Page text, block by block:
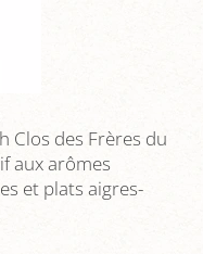
Clos des Frères du
aux arômes
et plats aigres-